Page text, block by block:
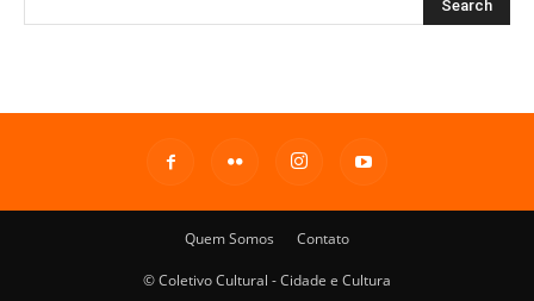
Quem Somos Contato
© Coletivo Cultural - Cidade e Cultura